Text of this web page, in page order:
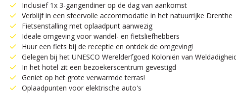
Inclusief 1x 3-gangendiner op de dag van aankomst
Verblijf in een sfeervolle accommodatie in het natuurrijke Drenthe
Fietsenstalling met oplaadpunt aanwezig
Ideale omgeving voor wandel- en fietsliefhebbers
Huur een fiets bij de receptie en ontdek de omgeving!
Gelegen bij het UNESCO Werelderfgoed Koloniën van
In het hotel zit een bezoekerscentrum gevestigd
Geniet op het grote verwarmde terras!
Oplaadpunten voor elektrische auto's